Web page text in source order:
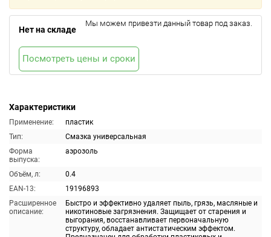
Характеристики
Применение:
пластик
Тип:
Смазка универсальная
Форма
выпуска:
аэрозоль
Объём, л:
0.4
EAN-13:
19196893
Расширенное
описание:
Быстро и эффективно удаляет пыль, грязь, масляные и
никотиновые загрязнения. Защищает от старения и
выгорания, восстанавливает первоначальную
структуру, обладает антистатическим эффектом.
Нет на складе
Мы можем привезти данный товар под заказ.
Посмотреть цены и сроки